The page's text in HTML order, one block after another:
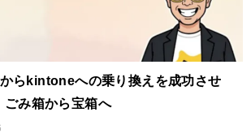
らkintoneへの乗り換えを成功させ
ごみ箱から宝箱へ